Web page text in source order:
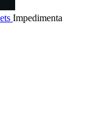
Impedimenta